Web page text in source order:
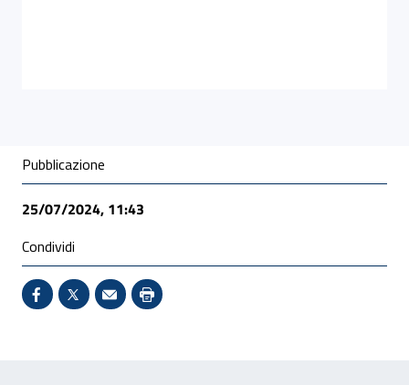
Condivisione social
Pubblicazione
25/07/2024, 11:43
Condividi
Condividi su Facebook - Sito esterno - Apertura in
X - Sito esterno - Apertura in nuova finestra
Invio Mail: apre il programma di posta
Stampa pagina: scelta meno